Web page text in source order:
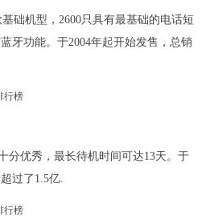
础机型，2600只具有最基础的电话短
牙功能。于2004年起开始发售，总销
分优秀，最长待机时间可达13天。于
过了1.5亿.